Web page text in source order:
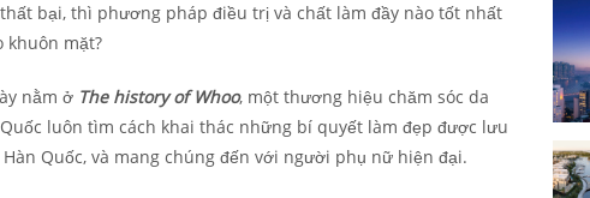
bại, thì phương pháp điều trị và chất làm đầy nào tốt nhất
khuôn mặt?
nằm ở The history of Whoo, một thương hiệu chăm sóc da
luôn tìm cách khai thác những bí quyết làm đẹp được lưu
Quốc, và mang chúng đến với người phụ nữ hiện đại.